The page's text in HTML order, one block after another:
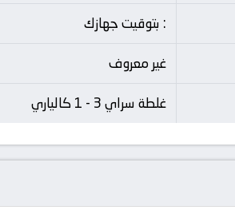
: بتوقيت جهازك
غير معروف
غلطة سراي 3 - 1 كالياري